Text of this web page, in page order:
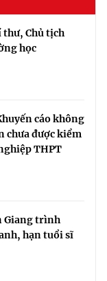
thư, Chủ tịch
học
cáo không
được kiểm
THPT
Giang trình
hạn tuổi sĩ